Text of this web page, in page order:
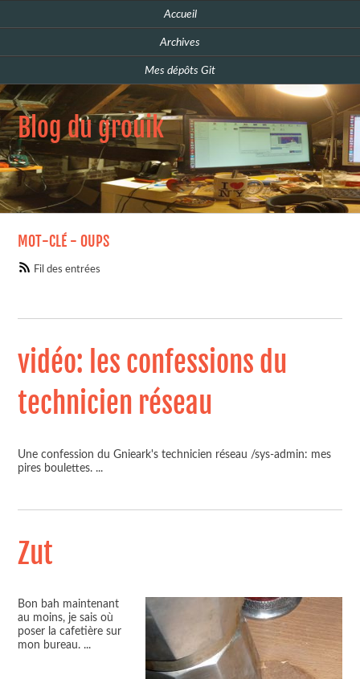
Accueil
Archives
Mes dépôts Git
Blog du grouik
MOT-CLÉ - OUPS
Fil des entrées
vidéo: les confessions du
technicien réseau
Une confession du Gnieark's technicien réseau /sys-admin: mes
pires boulettes. ...
Zut
Bon bah maintenant
au moins, je sais où
poser la cafetière sur
mon bureau. ...